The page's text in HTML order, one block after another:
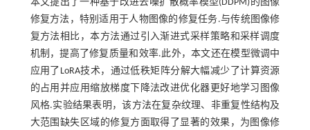
本文提出了一种基于改进去噪扩散概率模型(DDPM)的图像
修复方法，特别适用于人物图像的修复任务.与传统图像修
复方法相比，本方法通过引入渐进式采样策略和采样调度
机制，提高了修复质量和效率.此外，本文还在模型微调中
应用了LoRA技术，通过低秩矩阵分解大幅减少了计算资源
的占用并应用缩放梯度下降法改进优化器更好地学习图像
风格.实验结果表明，该方法在复杂纹理、非重复性结构及
大范围缺失区域的修复方面取得了显著的效果，为图像修